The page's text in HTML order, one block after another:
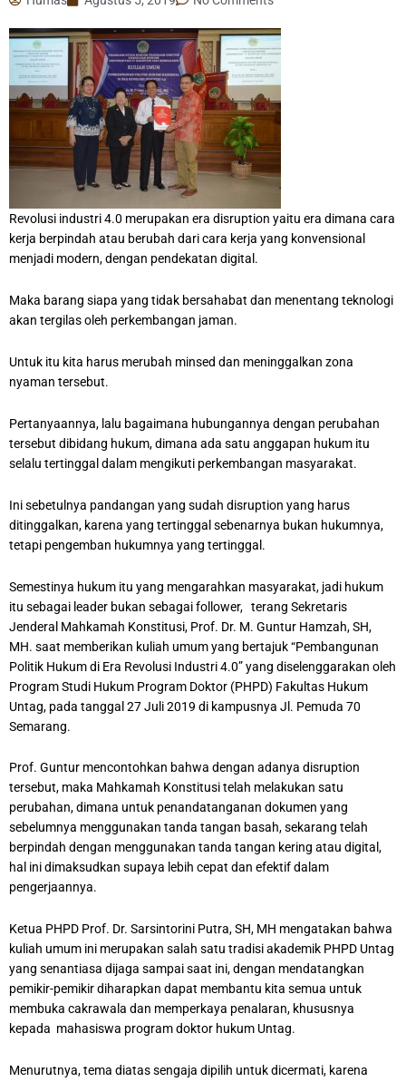
Revolusi industri 4.0 merupakan era disruption yaitu era dimana cara
kerja berpindah atau berubah dari cara kerja yang konvensional
menjadi modern, dengan pendekatan digital.
Maka barang siapa yang tidak bersahabat dan menentang teknologi
akan tergilas oleh perkembangan jaman.
Untuk itu kita harus merubah minsed dan meninggalkan zona
nyaman tersebut.
Pertanyaannya, lalu bagaimana hubungannya dengan perubahan
tersebut dibidang hukum, dimana ada satu anggapan hukum itu
selalu tertinggal dalam mengikuti perkembangan masyarakat.
Ini sebetulnya pandangan yang sudah disruption yang harus
ditinggalkan, karena yang tertinggal sebenarnya bukan hukumnya,
tetapi pengemban hukumnya yang tertinggal.
Semestinya hukum itu yang mengarahkan masyarakat, jadi hukum
itu sebagai leader bukan sebagai follower, terang Sekretaris
Jenderal Mahkamah Konstitusi, Prof. Dr. M. Guntur Hamzah, SH,
MH. saat memberikan kuliah umum yang bertajuk “Pembangunan
Politik Hukum di Era Revolusi Industri 4.0” yang diselenggarakan oleh
Program Studi Hukum Program Doktor (PHPD) Fakultas Hukum
Untag, pada tanggal 27 Juli 2019 di kampusnya Jl. Pemuda 70
Semarang.
Prof. Guntur mencontohkan bahwa dengan adanya disruption
tersebut, maka Mahkamah Konstitusi telah melakukan satu
perubahan, dimana untuk penandatanganan dokumen yang
sebelumnya menggunakan tanda tangan basah, sekarang telah
berpindah dengan menggunakan tanda tangan kering atau digital,
hal ini dimaksudkan supaya lebih cepat dan efektif dalam
pengerjaannya.
Ketua PHPD Prof. Dr. Sarsintorini Putra, SH, MH mengatakan bahwa
kuliah umum ini merupakan salah satu tradisi akademik PHPD Untag
yang senantiasa dijaga sampai saat ini, dengan mendatangkan
pemikir-pemikir diharapkan dapat membantu kita semua untuk
membuka cakrawala dan memperkaya penalaran, khususnya
kepada mahasiswa program doktor hukum Untag.
Menurutnya, tema diatas sengaja dipilih untuk dicermati, karena